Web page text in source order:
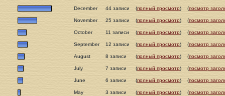
December 44 записи (полный просмотр) (посмотр
November 25 записи (полный просмотр) (посмотр
October 11 записи (полный просмотр) (посмотр
September 12 записи (полный просмотр) (посмотр
August 8 записи (полный просмотр) (посмотр
July 7 записи (полный просмотр) (посмотр
June 6 записи (полный просмотр) (посмотр
May 3 записи (полный просмотр) (посмотр